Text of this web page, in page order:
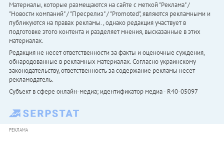
Материалы, которые размещаются на сайте с меткой "Реклама" /
"Новости компаний" / "Пресрелиз" / "Promoted", являются рекламными и
публикуются на правах рекламы. , однако редакция участвует в
подготовке этого контента и разделяет мнения, высказанные в этих
материалах.
Редакция не несет ответственности за факты и оценочные суждения,
обнародованные в рекламных материалах. Согласно украинскому
законодательству, ответственность за содержание рекламы несет
рекламодатель.
Субъект в сфере онлайн-медиа; идентификатор медиа - R40-05097
РЕКЛАМА